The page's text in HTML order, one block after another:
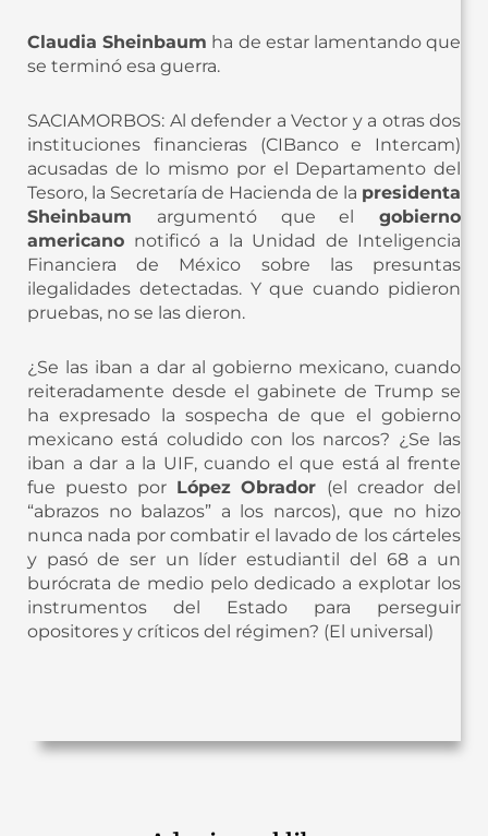
Claudia Sheinbaum ha de estar lamentando que
se terminó esa guerra.
SACIAMORBOS: Al defender a Vector y a otras dos
instituciones financieras (CIBanco e Intercam)
acusadas de lo mismo por el Departamento del
Tesoro, la Secretaría de Hacienda de la presidenta
Sheinbaum argumentó que el
gobierno
americano notificó a la Unidad de Inteligencia
Financiera de México sobre las presuntas
ilegalidades detectadas. Y que cuando pidieron
pruebas, no se las dieron.
¿Se las iban a dar al gobierno mexicano, cuando
reiteradamente desde el gabinete de Trump se
ha expresado la sospecha de que el gobierno
mexicano está coludido con los narcos? ¿Se las
iban a dar a la UIF, cuando el que está al frente
fue puesto por López Obrador (el creador del
“abrazos no balazos” a los narcos), que no hizo
nunca nada por combatir el lavado de los cárteles
y pasó de ser un líder estudiantil del 68 a un
burócrata de medio pelo dedicado a explotar los
instrumentos del Estado para perseguir
opositores y críticos del régimen? (El universal)